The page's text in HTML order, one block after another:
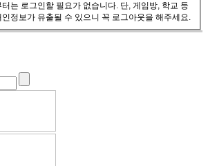
는 로그인할 필요가 없습니다. 단, 게임방, 학교 등
정보가 유출될 수 있으니 꼭 로그아웃을 해주세요.